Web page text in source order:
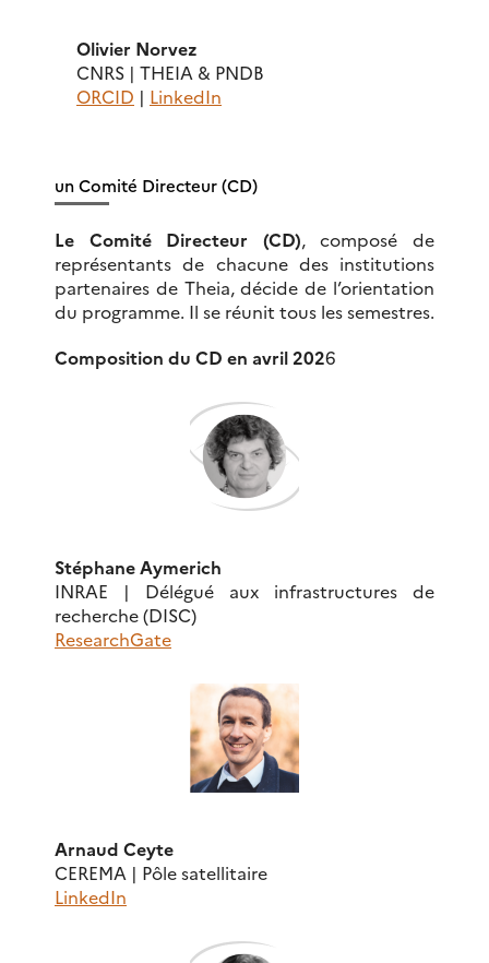
Olivier Norvez
CNRS | THEIA & PNDB
ORCID | LinkedIn
un Comité Directeur (CD)
Le Comité Directeur (CD), composé de
représentants de chacune des institutions
partenaires de Theia, décide de l’orientation
du programme. Il se réunit tous les semestres.
Composition du CD en avril 2026
Stéphane Aymerich
INRAE | Délégué aux infrastructures de
recherche (DISC)
ResearchGate
Arnaud Ceyte
CEREMA | Pôle satellitaire
LinkedIn